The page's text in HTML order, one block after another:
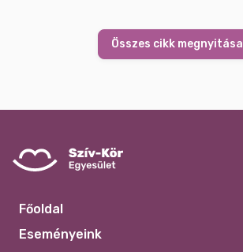
Összes cikk megnyitása
Főoldal
Eseményeink